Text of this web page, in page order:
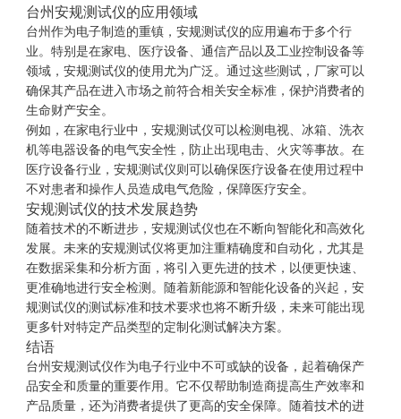
台州安规测试仪的应用领域
台州作为电子制造的重镇，安规测试仪的应用遍布于多个行
业。特别是在家电、医疗设备、通信产品以及工业控制设备等
领域，安规测试仪的使用尤为广泛。通过这些测试，厂家可以
确保其产品在进入市场之前符合相关安全标准，保护消费者的
生命财产安全。
例如，在家电行业中，安规测试仪可以检测电视、冰箱、洗衣
机等电器设备的电气安全性，防止出现电击、火灾等事故。在
医疗设备行业，安规测试仪则可以确保医疗设备在使用过程中
不对患者和操作人员造成电气危险，保障医疗安全。
安规测试仪的技术发展趋势
随着技术的不断进步，安规测试仪也在不断向智能化和高效化
发展。未来的安规测试仪将更加注重精确度和自动化，尤其是
在数据采集和分析方面，将引入更先进的技术，以便更快速、
更准确地进行安全检测。随着新能源和智能化设备的兴起，安
规测试仪的测试标准和技术要求也将不断升级，未来可能出现
更多针对特定产品类型的定制化测试解决方案。
结语
台州安规测试仪作为电子行业中不可或缺的设备，起着确保产
品安全和质量的重要作用。它不仅帮助制造商提高生产效率和
产品质量，还为消费者提供了更高的安全保障。随着技术的进